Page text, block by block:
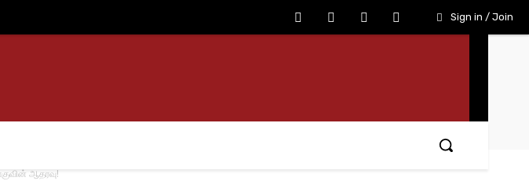
Sign in / Join
ஆதரவு!